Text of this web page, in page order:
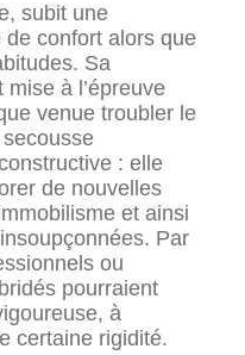
subit une
confort alors que
Sa
à l’épreuve
venue troubler le
: elle
de nouvelles
et ainsi
Par
ou
pourraient
à
certaine rigidité.